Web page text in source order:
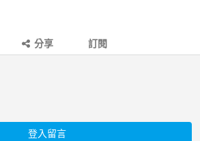
分享 訂閱
登入留言